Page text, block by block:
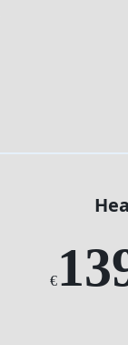
€